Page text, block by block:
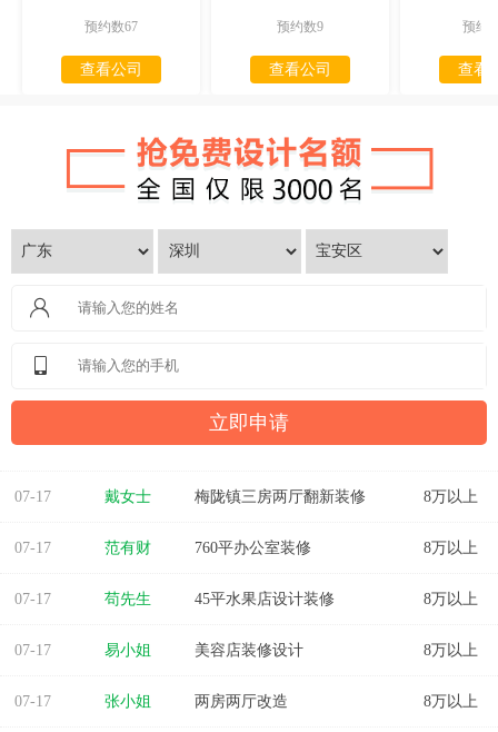
预约数67
查看公司
预约数9
查看公司
预约
查看
海岸万和城4室2厅177平装修
07-17 戴女士 梅陇镇三房两厅翻新装修 8万以上
07-17 范有财 760平办公室装修 8万以上
07-17 苟先生 45平水果店设计装修 8万以上
07-17 易小姐 美容店装修设计 8万以上
07-17 张小姐 两房两厅改造 8万以上